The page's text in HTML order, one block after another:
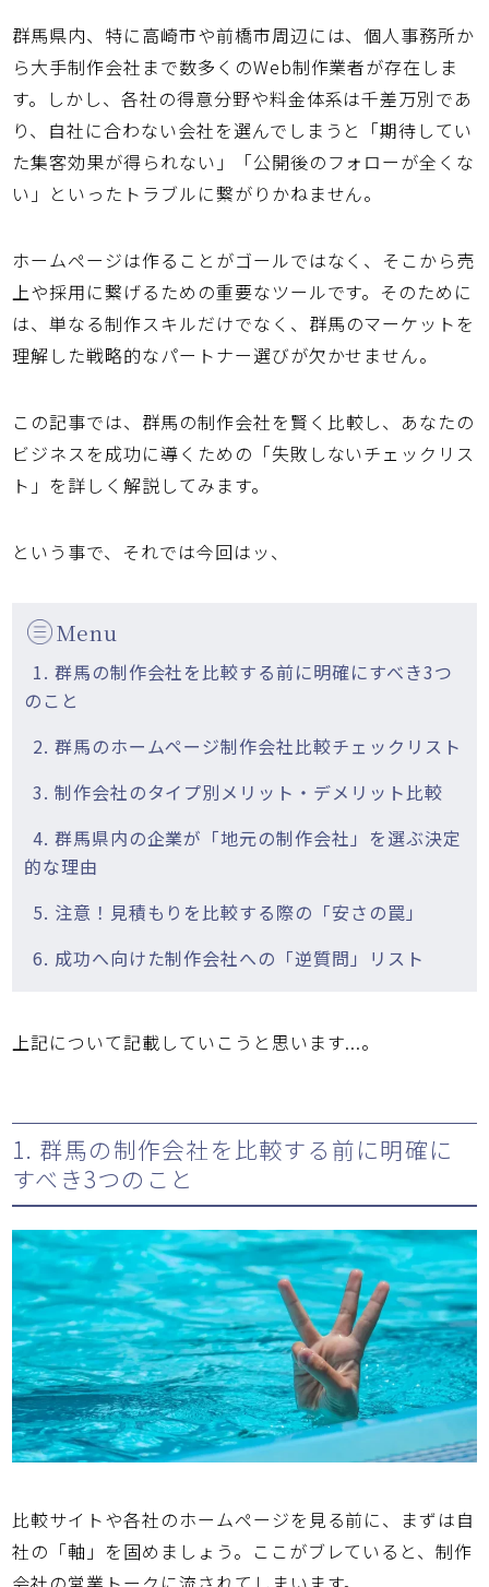
群馬県内、特に高崎市や前橋市周辺には、個人事務所か
ら大手制作会社まで数多くのWeb制作業者が存在しま
す。しかし、各社の得意分野や料金体系は千差万別であ
り、自社に合わない会社を選んでしまうと「期待してい
た集客効果が得られない」「公開後のフォローが全くな
い」といったトラブルに繋がりかねません。
ホームページは作ることがゴールではなく、そこから売
上や採用に繋げるための重要なツールです。そのために
は、単なる制作スキルだけでなく、 群馬のマーケットを
理解した戦略的なパートナー選びが欠かせません。
この記事では、群馬の制作会社を賢く 比較し、あなたの
ビジネスを成功に導くための「失敗しないチェックリス
ト」を詳しく解説してみます。
という事で、それでは今回はッ、
Menu
1. 群馬の制作会社を比較する前に明確にすべき3つ
のこと
2. 群馬のホームページ制作会社比較チェックリスト
3. 制作会社のタイプ別メリット・デメリット比較
4. 群馬県内の企業が「地元の制作会社」を選ぶ決定
的な理由
5. 注意！見積もりを比較する際の「安さの罠」
6. 成功へ向けた制作会社への「逆質問」リスト
上記について記載していこうと思います...。
1. 群馬の制作会社を比較する前に明確に
すべき3つのこと
比較サイトや各社のホームページを見る前に、まずは自
社の「軸」を固めましょう。ここがブレていると、制作